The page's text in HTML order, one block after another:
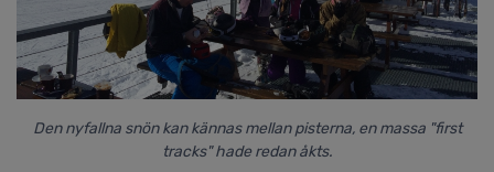
Den nyfallna snön kan kännas mellan pisterna, en massa "first
tracks" hade redan åkts.